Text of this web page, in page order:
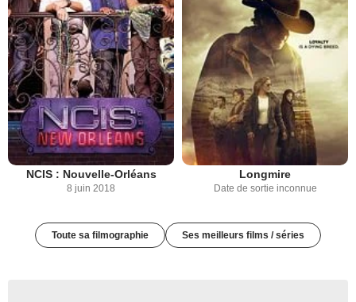
NCIS : Nouvelle-Orléans
8 juin 2018
Longmire
Date de sortie inconnue
Toute sa filmographie Ses meilleurs films / séries